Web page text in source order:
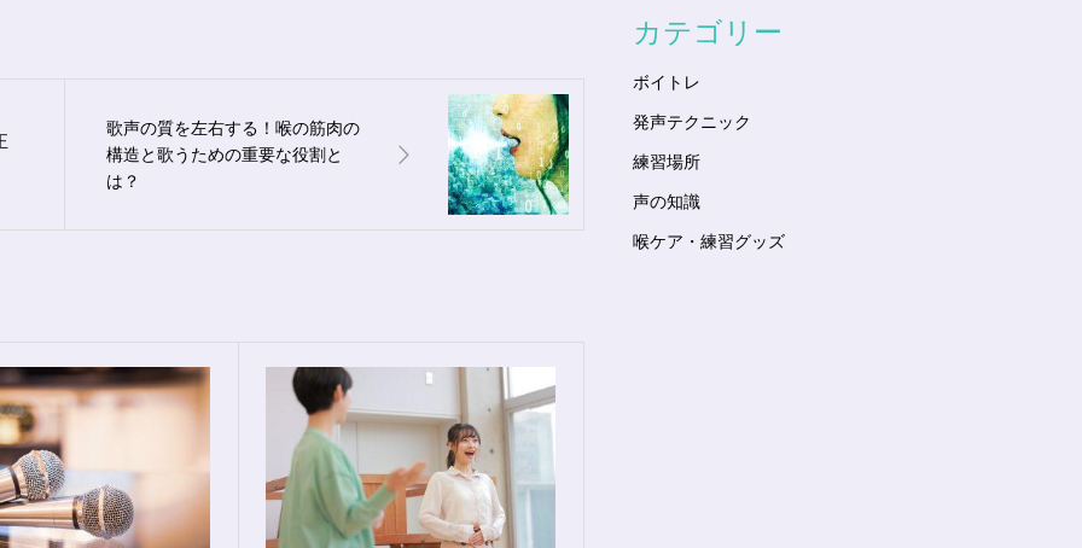
歌声の質を左右する！喉の筋肉の
構造と歌うための重要な役割と
は？
カテゴリー
ボイトレ
発声テクニック
練習場所
声の知識
喉ケア・練習グッズ